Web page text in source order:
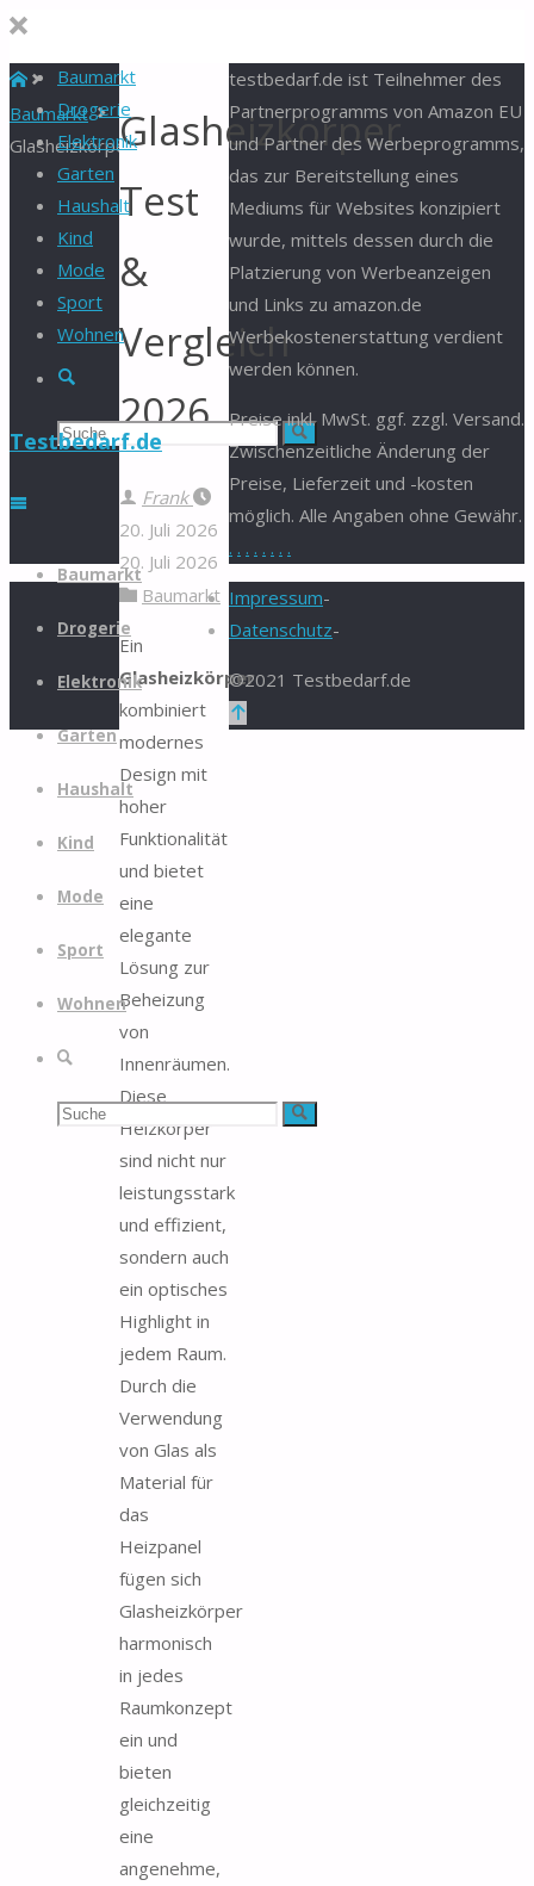
Baumarkt
Drogerie
Elektronik
Garten
Haushalt
Kind
Mode
Sport
Wohnen
Suche
Suchen Suche
Testbedarf.de
Zum
springen
Baumarkt
Drogerie
Elektronik
Garten
Haushalt
Kind
Mode
Sport
Wohnen
Suche
Suchen Suche
Start
Baumarkt
GlasheizkörperGlasheizkörper
Test
&
Vergleich
2026
Frank
20. Juli 2026
20. Juli 2026
Baumarkt
Ein
Glasheizkörper
kombiniert
modernes
Design mit
hoher
Funktionalität
und bietet
eine
elegante
Lösung zur
Beheizung
von
Innenräumen.
Diese
Heizkörper
sind nicht nur
leistungsstark
und effizient,
sondern auch
ein optisches
Highlight in
jedem Raum.
Durch die
Verwendung
von Glas als
Material für
das
Heizpanel
fügen sich
Glasheizkörper
harmonisch
in jedes
Raumkonzept
ein und
bieten
gleichzeitig
eine
angenehme,
testbedarf.de ist Teilnehmer des
Partnerprogramms von Amazon EU
und Partner des Werbeprogramms,
das zur Bereitstellung eines
Mediums für Websites konzipiert
wurde, mittels dessen durch die
Platzierung von Werbeanzeigen
und Links zu amazon.de
Werbekostenerstattung verdient
werden können.
Preise inkl. MwSt. ggf. zzgl. Versand.
Zwischenzeitliche Änderung der
Preise, Lieferzeit und -kosten
möglich. Alle Angaben ohne Gewähr.
. . . . . . . .
Impressum-
Datenschutz-
©2021 Testbedarf.de
Zurück